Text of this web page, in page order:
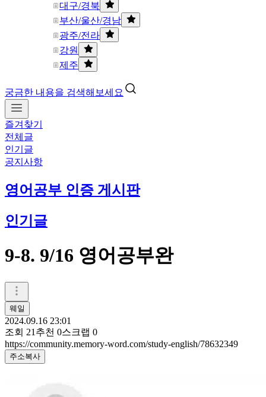
대구/경북
부산/울산/경남
광주/전라
강원
제주
궁금한 내용을 검색해보세요
즐겨찾기
전체글
인기글
공지사항
영어공부 인증 게시판
인기글
9-8. 9/16 영어공부완
웨일
2024.09.16 23:01
조회 21 추천 0스크랩 0
https://community.memory-word.com/study-english/78632349
주소복사